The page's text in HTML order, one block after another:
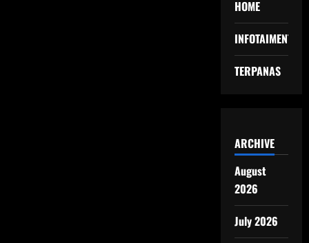
HOME
INFOTAIMENT
TERPANAS
ARCHIVE
August
2026
July 2026